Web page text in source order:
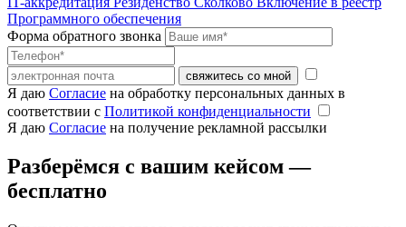
Программного обеспечения
Форма обратного звонка
свяжитесь со мной
Я даю Согласие на обработку персональных данных в
соответствии с Политикой конфиденциальности
Я даю Согласие на получение рекламной рассылки
Разберёмся с вашим кейсом —
бесплатно